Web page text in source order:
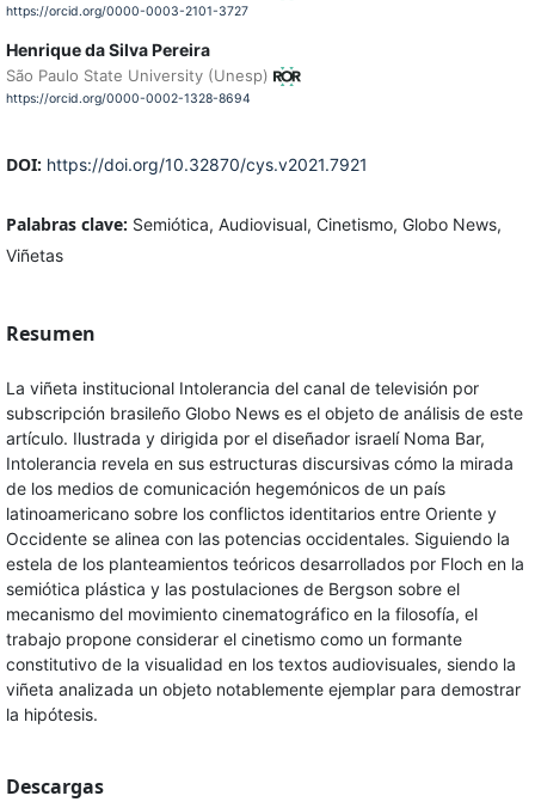
https://orcid.org/0000-0003-2101-3727
Henrique da Silva Pereira
São Paulo State University (Unesp)
https://orcid.org/0000-0002-1328-8694
DOI: https://doi.org/10.32870/cys.v2021.7921
Palabras clave: Semiótica, Audiovisual, Cinetismo, Globo News,
Viñetas
Resumen
La viñeta institucional Intolerancia del canal de televisión por
subscripción brasileño Globo News es el objeto de análisis de este
artículo. Ilustrada y dirigida por el diseñador israelí Noma Bar,
Intolerancia revela en sus estructuras discursivas cómo la mirada
de los medios de comunicación hegemónicos de un país
latinoamericano sobre los conflictos identitarios entre Oriente y
Occidente se alinea con las potencias occidentales. Siguiendo la
estela de los planteamientos teóricos desarrollados por Floch en la
semiótica plástica y las postulaciones de Bergson sobre el
mecanismo del movimiento cinematográfico en la filosofía, el
trabajo propone considerar el cinetismo como un formante
constitutivo de la visualidad en los textos audiovisuales, siendo la
viñeta analizada un objeto notablemente ejemplar para demostrar
la hipótesis.
Descargas